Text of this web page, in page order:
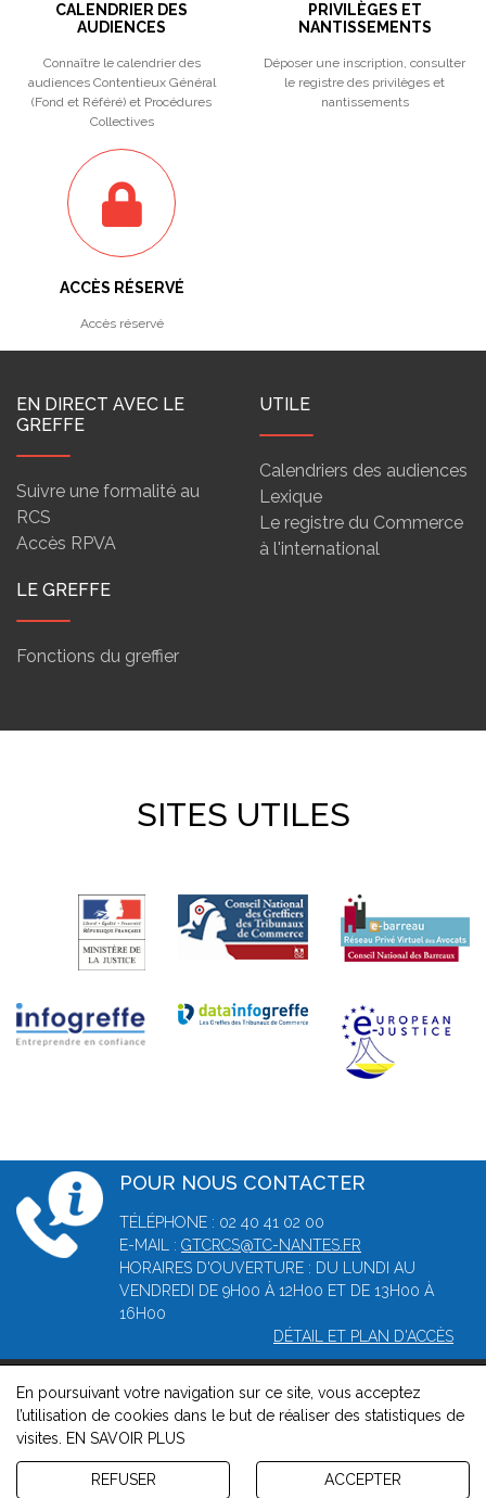
CALENDRIER DES
AUDIENCES
Connaître le calendrier des
audiences Contentieux Général
(Fond et Référé) et Procédures
Collectives
PRIVILÈGES ET
NANTISSEMENTS
Déposer une inscription, consulter
le registre des privilèges et
nantissements
ACCÈS RÉSERVÉ
Accès réservé
EN DIRECT AVEC LE
GREFFE
Suivre une formalité au
RCS
Accès RPVA
UTILE
Calendriers des audiences
Lexique
Le registre du Commerce
à l'international
LE GREFFE
Fonctions du greffier
SITES UTILES
POUR NOUS CONTACTER
TÉLÉPHONE : 02 40 41 02 00
E-MAIL : GTCRCS@TC-NANTES.FR
HORAIRES D'OUVERTURE : DU LUNDI AU
VENDREDI DE 9H00 À 12H00 ET DE 13H00 À
16H00
DÉTAIL ET PLAN D'ACCÈS
© 2026, Greffe du tribunal de commerce de Nantes -Mentions
légales-Contact -Gestion des cookies -Politique de
confidentialité et de cookies
Version : 1.8.1
En poursuivant votre navigation sur ce site, vous acceptez
l’utilisation de cookies dans le but de réaliser des statistiques de
visites.
EN SAVOIR PLUS
REFUSER ACCEPTER